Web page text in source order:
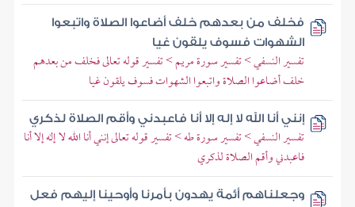
فخلف من بعدهم خلف أضاعوا الصلاة واتبعوا
الشهوات فسوف يلقون غيا
تفسير النسفي > تفسير سورة مريم > تفسير قوله تعالى فخلف من بعدهم
خلف أضاعوا الصلاة واتبعوا الشهوات فسوف يلقون غيا
إنني أنا الله لا إله إلا أنا فاعبدني وأقم الصلاة لذكري
تفسير النسفي > تفسير سورة طه > تفسير قوله تعالى إنني أنا الله لا إله إلا أنا
فاعبدني وأقم الصلاة لذكري
وجعلناهم أئمة يهدون بأمرنا وأوحينا إليهم فعل